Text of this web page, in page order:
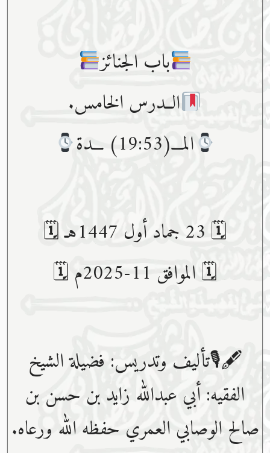
باب الجنائز
الــدرس الخامس.
المـــ(19:53) ـــدة
🗓 23 جماد أول 1447هـ 🗓
🗓 الموافق 11-2025م 🗓
🖋🎙تأليف وتدريس: فضيلة الشيخ
الفقيه: أبي عبدﷲ زايد بن حسن بن
صالح الوصابي العمري حفظه ﷲ ورعاه.